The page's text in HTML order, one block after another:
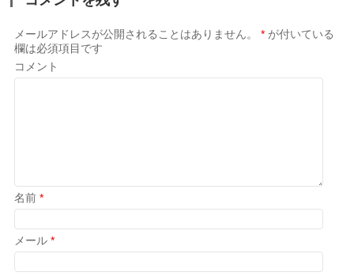
メールアドレスが公開されることはありません。 * が付いている
欄は必須項目です
コメント
名前*
メール*